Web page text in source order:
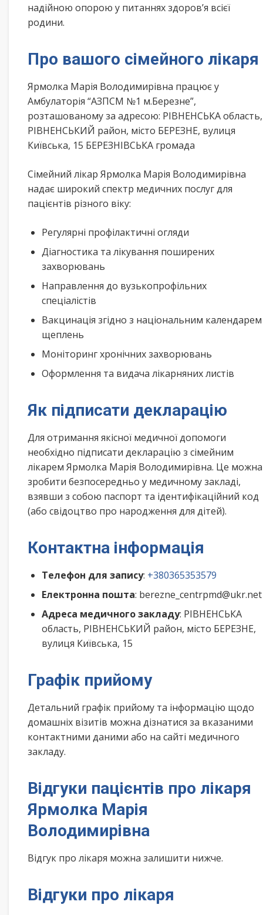
надійною опорою у питаннях здоров’я всієї
родини.
Про вашого сімейного лікаря
Ярмолка Марія Володимирівна працює у
Амбулаторія “АЗПСМ №1 м.Березне”,
розташованому за адресою: РІВНЕНСЬКА область,
РІВНЕНСЬКИЙ район, місто БЕРЕЗНЕ, вулиця
Київська, 15 БЕРЕЗНІВСЬКА громада
Сімейний лікар Ярмолка Марія Володимирівна
надає широкий спектр медичних послуг для
пацієнтів різного віку:
Регулярні профілактичні огляди
Діагностика та лікування поширених
захворювань
Направлення до вузькопрофільних
спеціалістів
Вакцинація згідно з національним календарем
щеплень
Моніторинг хронічних захворювань
Оформлення та видача лікарняних листів
Як підписати декларацію
Для отримання якісної медичної допомоги
необхідно підписати декларацію з сімейним
лікарем Ярмолка Марія Володимирівна. Це можна
зробити безпосередньо у медичному закладі,
взявши з собою паспорт та ідентифікаційний код
(або свідоцтво про народження для дітей).
Контактна інформація
Телефон для запису: +380365353579
Електронна пошта: berezne_centrpmd@ukr.net
Адреса медичного закладу: РІВНЕНСЬКА
область, РІВНЕНСЬКИЙ район, місто БЕРЕЗНЕ,
вулиця Київська, 15
Графік прийому
Детальний графік прийому та інформацію щодо
домашніх візитів можна дізнатися за вказаними
контактними даними або на сайті медичного
закладу.
Відгуки пацієнтів про лікаря
Ярмолка Марія
Володимирівна
Відгук про лікаря можна залишити нижче.
Відгуки про лікаря